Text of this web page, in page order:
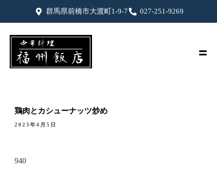
群馬県前橋市大渡町1-9-7 027-251-9269
鶏肉とカシューナッツ炒め
2023年4月5日
940